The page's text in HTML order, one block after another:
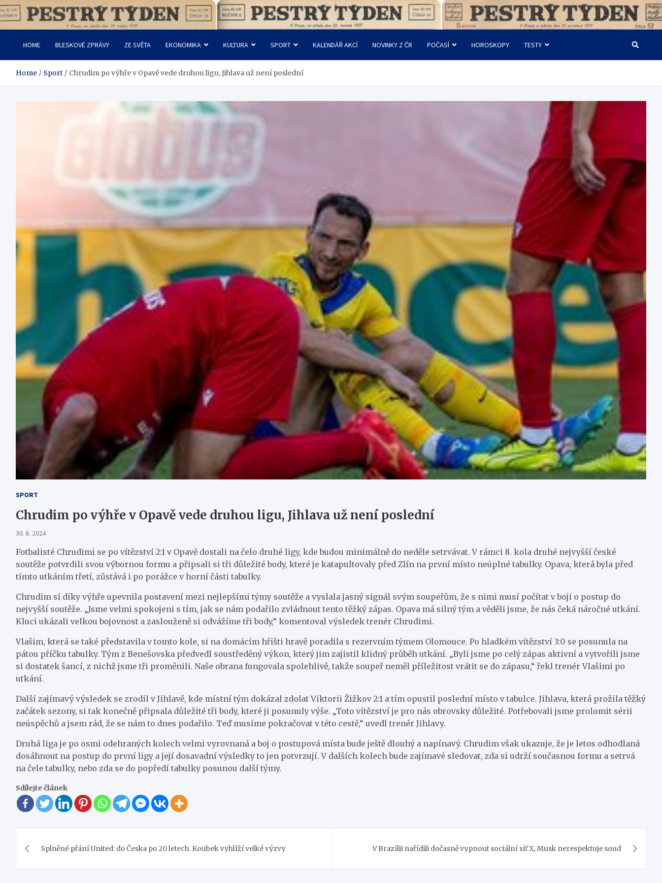
Skip
to
Pestrý Týden
HOME BLESKOVÉ ZPRÁVY ZE SVĚTA EKONOMIKA KULTURA SPORT KALENDÁŘ AKCÍ NOVINKY Z ČR POČASÍ HOROSKOPY TESTY
Home Sport Chrudim po výhře v Opavě vede druhou ligu, Jihlava už není poslední
SPORT
Chrudim po výhře v Opavě vede druhou ligu, Jihlava už není poslední
30. 8. 2024
Fotbalisté Chrudimi se po vítězství 2:1 v Opavě dostali na čelo druhé ligy, kde budou minimálně do neděle setrvávat. V rámci 8. kola druhé nejvyšší české
soutěže potvrdili svou výbornou formu a připsali si tři důležité body, které je katapultovaly před Zlín na první místo neúplné tabulky. Opava, která byla před
tímto utkáním třetí, zůstává i po porážce v horní části tabulky.
Chrudim si díky výhře upevnila postavení mezi nejlepšími týmy soutěže a vyslala jasný signál svým soupeřům, že s nimi musí počítat v boji o postup do
nejvyšší soutěže. „Jsme velmi spokojeni s tím, jak se nám podařilo zvládnout tento těžký zápas. Opava má silný tým a věděli jsme, že nás čeká náročné utkání.
Kluci ukázali velkou bojovnost a zaslouženě si odvážíme tři body,“ komentoval výsledek trenér Chrudimi.
Vlašim, která se také představila v tomto kole, si na domácím hřišti hravě poradila s rezervním týmem Olomouce. Po hladkém vítězství 3:0 se posunula na
pátou příčku tabulky. Tým z Benešovska předvedl soustředěný výkon, který jim zajistil klidný průběh utkání. „Byli jsme po celý zápas aktivní a vytvořili jsme
si dostatek šancí, z nichž jsme tři proměnili. Naše obrana fungovala spolehlivě, takže soupeř neměl příležitost vrátit se do zápasu,“ řekl trenér Vlašimi po
utkání.
Další zajímavý výsledek se zrodil v Jihlavě, kde místní tým dokázal zdolat Viktorii Žižkov 2:1 a tím opustil poslední místo v tabulce. Jihlava, která prožila těžký
začátek sezony, si tak konečně připsala důležité tři body, které ji posunuly výše. „Toto vítězství je pro nás obrovsky důležité. Potřebovali jsme prolomit sérii
neúspěchů a jsem rád, že se nám to dnes podařilo. Teď musíme pokračovat v této cestě,“ uvedl trenér Jihlavy.
Druhá liga je po osmi odehraných kolech velmi vyrovnaná a boj o postupová místa bude ještě dlouhý a napínavý. Chrudim však ukazuje, že je letos odhodlaná
dosáhnout na postup do první ligy a její dosavadní výsledky to jen potvrzují. V dalších kolech bude zajímavé sledovat, zda si udrží současnou formu a setrvá
na čele tabulky, nebo zda se do popředí tabulky posunou další týmy.
Sdílejte článek
pro
Splněné přání United: do Česka po 20 letech. Koubek vyhlíží velké výzvy V Brazílii nařídili dočasně vypnout sociální síť X, Musk nerespektuje soud